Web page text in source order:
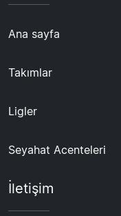
Ana sayfa
Takımlar
Ligler
Seyahat Acenteleri
İletişim